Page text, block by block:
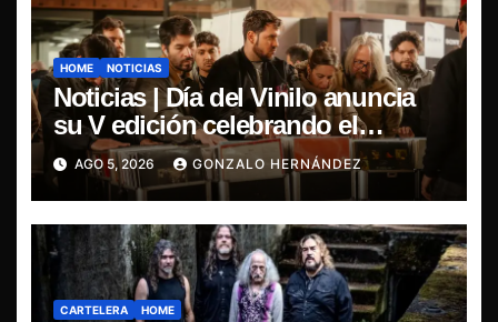
HOME NOTICIAS
Noticias | Día del Vinilo anuncia
su V edición celebrando el
regreso del 7″ fabricado en Chile
AGO 5, 2026 GONZALO HERNÁNDEZ
CARTELERA HOME